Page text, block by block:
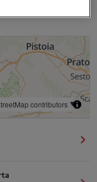
contributors